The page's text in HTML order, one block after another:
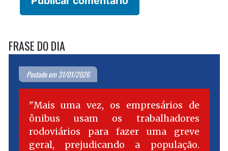
FRASE DO DIA
Postado em 31/01/2026
Mais uma vez, os empresários de
ônibus usam os trabalhadores
rodoviários para fazer uma greve
geral, prejudicando a população.